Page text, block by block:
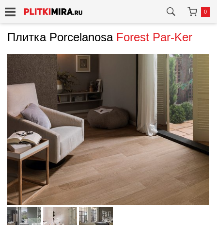
0
Плитка Porcelanosa Forest Par-Ker